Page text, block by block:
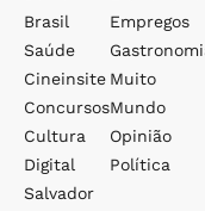
Brasil
Saúde
Cineinsite
Concursos
Cultura
Digital
Salvador
Empregos
Muito
Mundo
Opinião
Política